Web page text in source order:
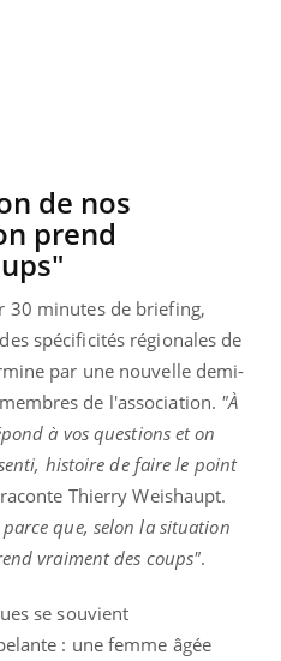
de nos
prend
30 minutes de briefing,
spécificités régionales de
par une nouvelle demi-
de l'association. "À
à vos questions et on
histoire de faire le point
Thierry Weishaupt.
que, selon la situation
vraiment des coups".
se souvient
: une femme âgée